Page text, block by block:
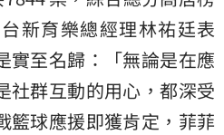
新育樂總經理林祐廷表
實至名歸：「無論是在應
社群互動的用心，都深受
籃球應援即獲肯定，菲菲